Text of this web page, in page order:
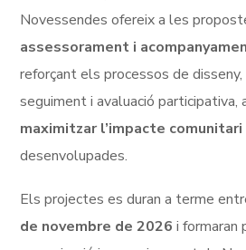
Novessendes ofereix a les
assessorament i
reforçant els processos de
seguiment i avaluació
maximitzar l’impacte comunitari
desenvolupades.
Els projectes es duran a terme
de novembre de 2026 i formaran